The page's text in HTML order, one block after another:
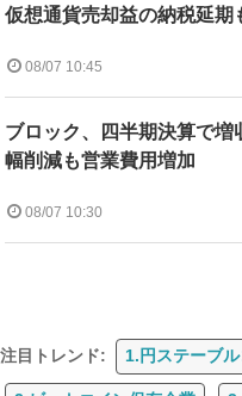
仮想通貨売却益の納税延期
08/07 10:45
ブロック、四半期決算で
幅削減も営業費用増加
08/07 10:30
注目トレンド: 1.円ステーブル